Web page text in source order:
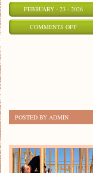
FEBRUARY - 23 - 2026
COMMENTS OFFON
POSTED BY ADMIN